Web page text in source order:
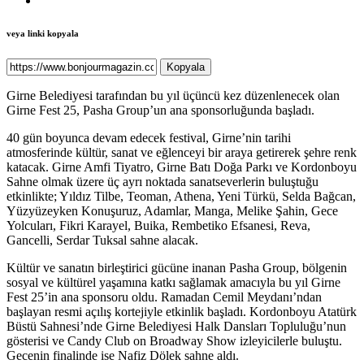
veya linki kopyala
Kopyala
Girne Belediyesi tarafından bu yıl üçüncü kez düzenlenecek olan
Girne Fest 25, Pasha Group’un ana sponsorluğunda başladı.
40 gün boyunca devam edecek festival, Girne’nin tarihi
atmosferinde kültür, sanat ve eğlenceyi bir araya getirerek şehre renk
katacak. Girne Amfi Tiyatro, Girne Batı Doğa Parkı ve Kordonboyu
Sahne olmak üzere üç ayrı noktada sanatseverlerin buluştuğu
etkinlikte; Yıldız Tilbe, Teoman, Athena, Yeni Türkü, Selda Bağcan,
Yüzyüzeyken Konuşuruz, Adamlar, Manga, Melike Şahin, Gece
Yolcuları, Fikri Karayel, Buika, Rembetiko Efsanesi, Reva,
Gancelli, Serdar Tuksal sahne alacak.
Kültür ve sanatın birleştirici gücüne inanan Pasha Group, bölgenin
sosyal ve kültürel yaşamına katkı sağlamak amacıyla bu yıl Girne
Fest 25’in ana sponsoru oldu. Ramadan Cemil Meydanı’ndan
başlayan resmi açılış kortejiyle etkinlik başladı. Kordonboyu Atatürk
Büstü Sahnesi’nde Girne Belediyesi Halk Dansları Topluluğu’nun
gösterisi ve Candy Club on Broadway Show izleyicilerle buluştu.
Gecenin finalinde ise Nafiz Dölek sahne aldı.